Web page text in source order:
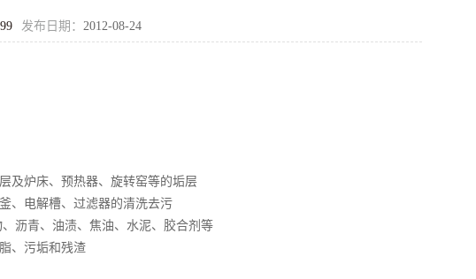
发布日期： 2012-08-24
炉床、预热器、旋转窑等的垢层
电解槽、过滤器的清洗去污
沥青、油渍、焦油、水泥、胶合剂等
、污垢和残渣